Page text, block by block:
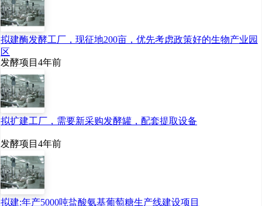
拟建酶发酵工厂，现征地200亩，优先考虑政策好的生物产业园
区
发酵项目 4年前
拟扩建工厂，需要新采购发酵罐，配套提取设备
发酵项目 4年前
拟建:年产5000吨盐酸氨基葡萄糖生产线建设项目